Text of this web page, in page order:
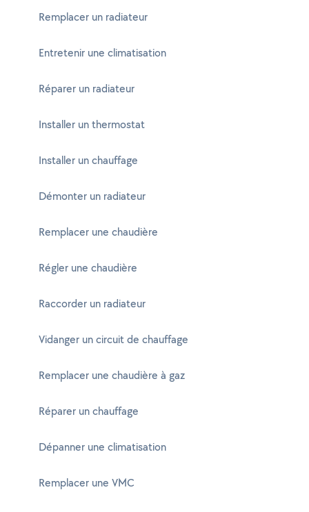
Remplacer un radiateur
Entretenir une climatisation
Réparer un radiateur
Installer un thermostat
Installer un chauffage
Démonter un radiateur
Remplacer une chaudière
Régler une chaudière
Raccorder un radiateur
Vidanger un circuit de chauffage
Remplacer une chaudière à gaz
Réparer un chauffage
Dépanner une climatisation
Remplacer une VMC